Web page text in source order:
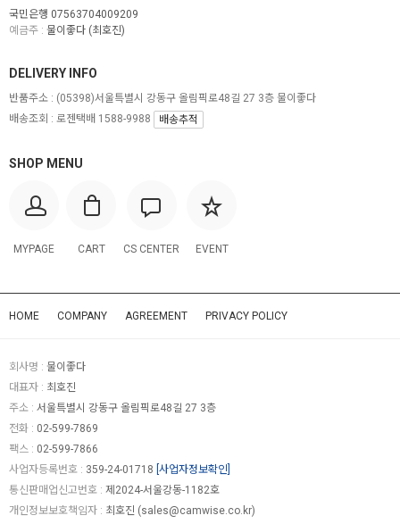
국민은행 07563704009209
예금주 : 물이좋다 (최호진)
SHOP MENU
MYPAGE CART CS CENTER EVENT
DELIVERY INFO
반품주소 : (05398)서울특별시 강동구 올림픽로48길 27 3층 물이좋다
배송조회 : 로젠택배 1588-9988
배송추적
HOME COMPANY AGREEMENT PRIVACY POLICY
회사명 : 물이좋다
대표자 : 최호진
주소 : 서울특별시 강동구 올림픽로48길 27 3층
전화 : 02-599-7869
팩스 : 02-599-7866
사업자등록번호 : 359-24-01718 [사업자정보확인]
통신판매업신고번호 : 제2024-서울강동-1182호
개인정보보호책임자 : 최호진 (sales@camwise.co.kr)